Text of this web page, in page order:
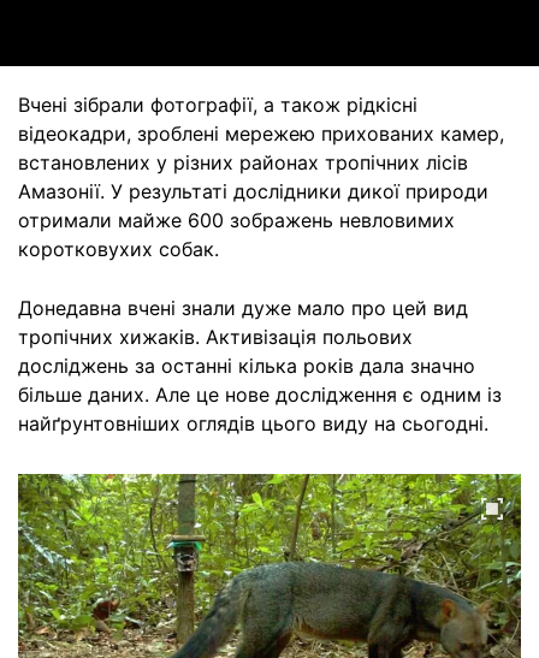
Вчені зібрали фотографії, а також рідкісні
відеокадри, зроблені мережею прихованих камер,
встановлених у різних районах тропічних лісів
Амазонії. У результаті дослідники дикої природи
отримали майже 600 зображень невловимих
коротковухих собак.
Донедавна вчені знали дуже мало про цей вид
тропічних хижаків. Активізація польових
досліджень за останні кілька років дала значно
більше даних. Але це нове дослідження є одним із
найґрунтовніших оглядів цього виду на сьогодні.